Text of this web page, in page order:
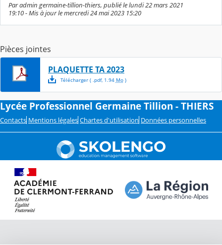
Par admin germaine-tillion-thiers, publié le lundi 22 mars 2021
19:10 - Mis à jour le mercredi 24 mai 2023 15:20
Pièces jointes
PLAQUETTE TA 2023
Télécharger( .pdf, 1.94 Mo)
Lycée Professionnel Germaine Tillion - THIERS
Contacts Mentions légales Chartes d'utilisation Données personnelles